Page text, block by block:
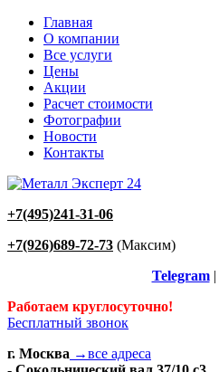
Главная
О компании
Все услуги
Цены
Акции
Расчет стоимости
Фотографии
Новости
Контакты
+7(495)241-31-06
+7(926)689-72-73 (Максим)
Telegram|
Работаем круглосуточно!
Бесплатный звонок
г. Москва →все адреса